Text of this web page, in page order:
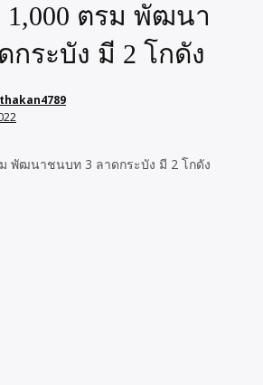
1,000 ตรม พัฒนา
ระบัง มี 2 โกดัง